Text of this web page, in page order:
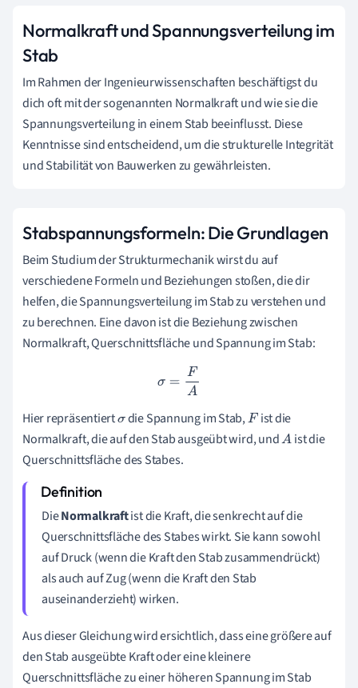
Normalkraft und Spannungsverteilung im
Stab
Im Rahmen der Ingenieurwissenschaften beschäftigst du
dich oft mit der sogenannten Normalkraft und wie sie die
Spannungsverteilung in einem Stab beeinflusst. Diese
Kenntnisse sind entscheidend, um die strukturelle Integrität
und Stabilität von Bauwerken zu gewährleisten.
Stabspannungsformeln: Die Grundlagen
Beim Studium der Strukturmechanik wirst du auf
verschiedene Formeln und Beziehungen stoßen, die dir
helfen, die Spannungsverteilung im Stab zu verstehen und
zu berechnen. Eine davon ist die Beziehung zwischen
Normalkraft, Querschnittsfläche und Spannung im Stab:
σ=F A
Hier repräsentiertσdie Spannung im Stab,F ist die
Normalkraft, die auf den Stab ausgeübt wird, undA ist die
Querschnittsfläche des Stabes.
DieNormalkraftist die Kraft, die senkrecht auf die
Querschnittsfläche des Stabes wirkt. Sie kann sowohl
auf Druck (wenn die Kraft den Stab zusammendrückt)
als auch auf Zug (wenn die Kraft den Stab
auseinanderzieht) wirken.
Aus dieser Gleichung wird ersichtlich, dass eine größere auf
den Stab ausgeübte Kraft oder eine kleinere
Querschnittsfläche zu einer höheren Spannung im Stab